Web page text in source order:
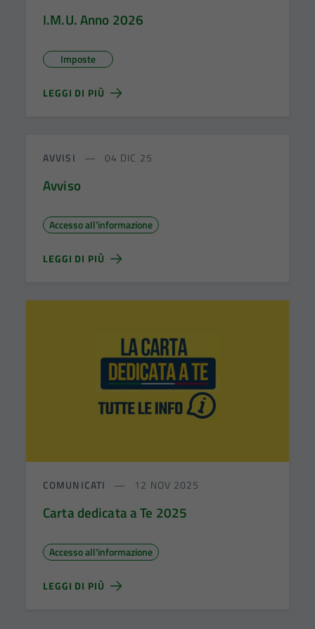
I.M.U. Anno 2026
Imposte
LEGGI DI PIÙ
AVVISI 04 DIC 25
Avviso
Accesso all'informazione
LEGGI DI PIÙ
COMUNICATI 12 NOV 2025
Carta dedicata a Te 2025
Accesso all'informazione
LEGGI DI PIÙ